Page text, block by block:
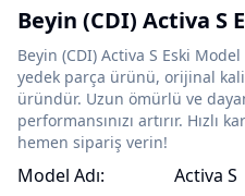
Beyin (CDI) Activa S
Beyin (CDI) Activa S Eski
yedek parça ürünü, orijinal
üründür. Uzun ömürlü ve
performansınızı artırır. Hızlı
hemen sipariş verin!
Model Adı:
Activa S